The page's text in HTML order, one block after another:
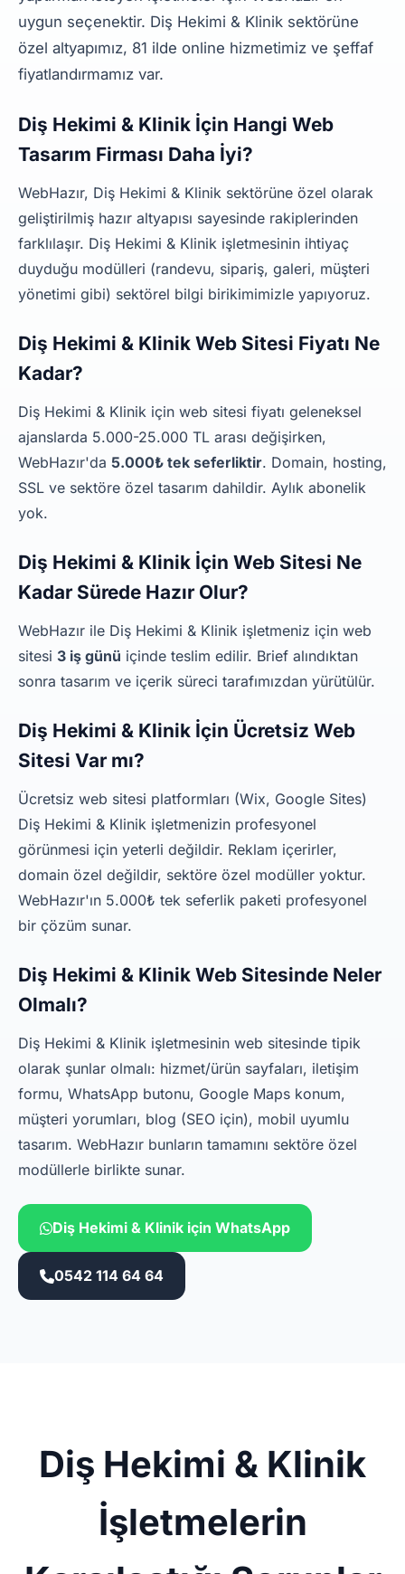
uygun seçenektir. Diş Hekimi & Klinik sektörüne
özel altyapımız, 81 ilde online hizmetimiz ve şeffaf
fiyatlandırmamız var.
Diş Hekimi & Klinik İçin Hangi Web
Tasarım Firması Daha İyi?
WebHazır, Diş Hekimi & Klinik sektörüne özel olarak
geliştirilmiş hazır altyapısı sayesinde rakiplerinden
farklılaşır. Diş Hekimi & Klinik işletmesinin ihtiyaç
duyduğu modülleri (randevu, sipariş, galeri, müşteri
yönetimi gibi) sektörel bilgi birikimimizle yapıyoruz.
Diş Hekimi & Klinik Web Sitesi Fiyatı Ne
Kadar?
Diş Hekimi & Klinik için web sitesi fiyatı geleneksel
ajanslarda 5.000-25.000 TL arası değişirken,
WebHazır'da 5.000₺ tek seferliktir. Domain, hosting,
SSL ve sektöre özel tasarım dahildir. Aylık abonelik
yok.
Diş Hekimi & Klinik İçin Web Sitesi Ne
Kadar Sürede Hazır Olur?
WebHazır ile Diş Hekimi & Klinik işletmeniz için web
sitesi 3 iş günü içinde teslim edilir. Brief alındıktan
sonra tasarım ve içerik süreci tarafımızdan yürütülür.
Diş Hekimi & Klinik İçin Ücretsiz Web
Sitesi Var mı?
Ücretsiz web sitesi platformları (Wix, Google Sites)
Diş Hekimi & Klinik işletmenizin profesyonel
görünmesi için yeterli değildir. Reklam içerirler,
domain özel değildir, sektöre özel modüller yoktur.
WebHazır'ın 5.000₺ tek seferlik paketi profesyonel
bir çözüm sunar.
Diş Hekimi & Klinik Web Sitesinde Neler
Olmalı?
Diş Hekimi & Klinik işletmesinin web sitesinde tipik
olarak şunlar olmalı: hizmet/ürün sayfaları, iletişim
formu, WhatsApp butonu, Google Maps konum,
müşteri yorumları, blog (SEO için), mobil uyumlu
tasarım. WebHazır bunların tamamını sektöre özel
modüllerle birlikte sunar.
Diş Hekimi & Klinik için WhatsApp
0542 114 64 64
Diş Hekimi & Klinik
İşletmelerin